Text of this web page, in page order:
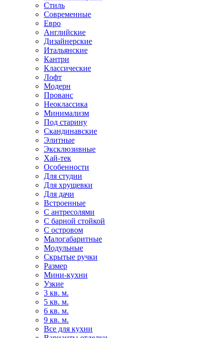
Стиль
Современные
Евро
Английские
Дизайнерские
Итальянские
Кантри
Классические
Лофт
Модерн
Прованс
Неоклассика
Минимализм
Под старину
Скандинавские
Элитные
Эксклюзивные
Хай-тек
Особенности
Для студии
Для хрущевки
Для дачи
Встроенные
С антресолями
С барной стойкой
С островом
Малогабаритные
Модульные
Скрытые ручки
Размер
Мини-кухни
Узкие
3 кв. м.
5 кв. м.
6 кв. м.
9 кв. м.
Все для кухни